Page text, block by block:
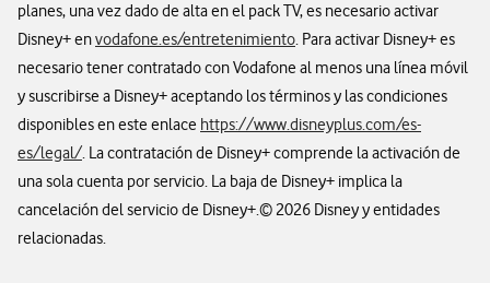
planes, una vez dado de alta en el pack TV, es necesario activar
Disney+ envodafone.es/entretenimiento. Para activar Disney+ es
necesario tener contratado con Vodafone al menos una línea móvil
y suscribirse a Disney+ aceptando los términos y las condiciones
disponibles en este enlace https://www.disneyplus.com/es-
es/legal/. La contratación de Disney+ comprende la activación de
una sola cuenta por servicio. La baja de Disney+ implica la
cancelación del servicio de Disney+.© 2026 Disney y entidades
relacionadas.